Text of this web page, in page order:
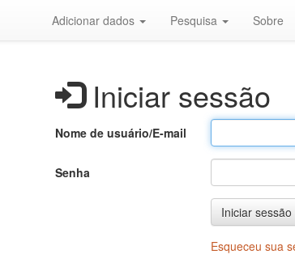
Adicionar dados Pesquisa Sobre
Iniciar sessão
Nome de usuário/E-mail
Senha
Iniciar sessão
Esqueceu sua